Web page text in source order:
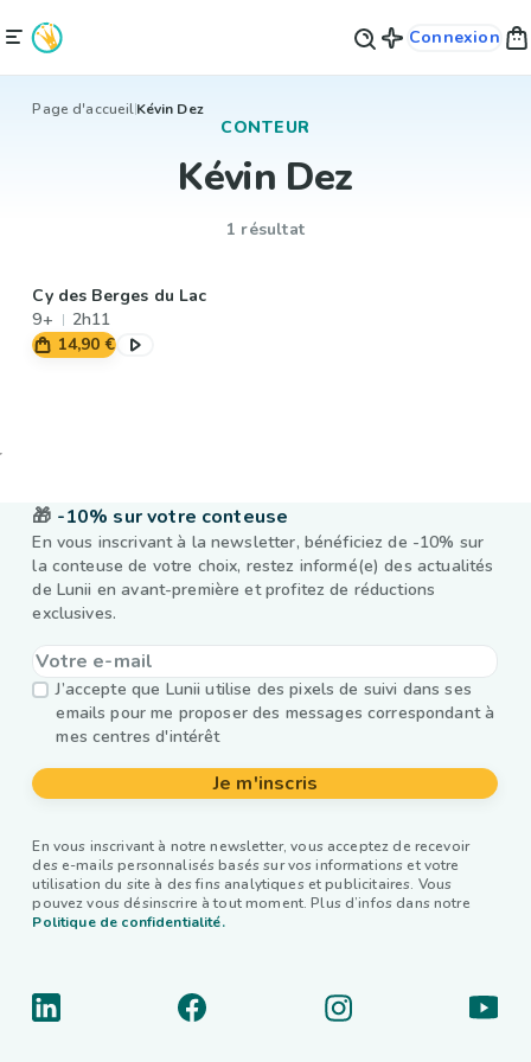
Connexion
Page d'accueilKévin Dez
CONTEUR
Kévin Dez
1 résultat
Cy des Berges du Lac
9+
2h11
14,90 €
🎁 -10% sur votre conteuse
En vous inscrivant à la newsletter, bénéficiez de -10% sur
la conteuse de votre choix, restez informé(e) des actualités
de Lunii en avant-première et profitez de réductions
exclusives.
J’accepte que Lunii utilise des pixels de suivi dans ses
emails pour me proposer des messages correspondant à
mes centres d'intérêt
Je m'inscris
En vous inscrivant à notre newsletter, vous acceptez de recevoir
des e-mails personnalisés basés sur vos informations et votre
utilisation du site à des fins analytiques et publicitaires. Vous
pouvez vous désinscrire à tout moment. Plus d’infos dans notre
Politique de confidentialité.